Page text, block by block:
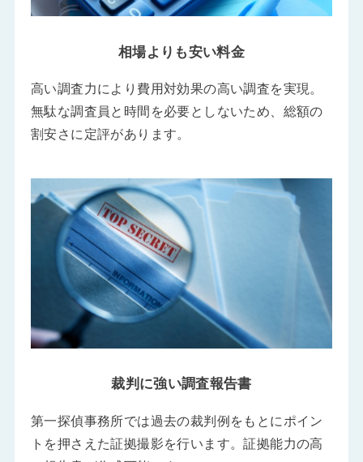
相場よりも安い料金
高い調査力により費用対効果の高い調査を実現。
無駄な調査員と時間を必要としないため、総額の
割安さに定評があります。
裁判に強い調査報告書
第一探偵事務所では過去の裁判例をもとにポイン
トを押さえた証拠撮影を行います。証拠能力の高